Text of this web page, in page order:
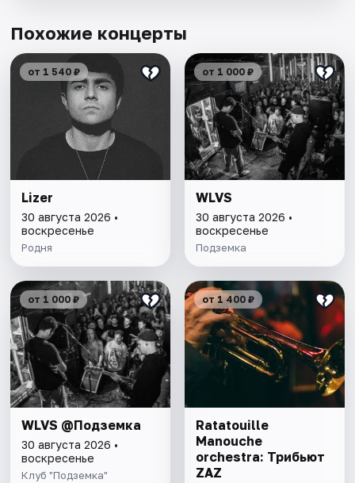
Похожие концерты
от 1 540 ₽
Lizer
30 августа 2026 •
воскресенье
Родня
от 1 000 ₽
WLVS
30 августа 2026 •
воскресенье
Подземка
от 1 000 ₽
WLVS @Подземка
30 августа 2026 •
воскресенье
Клуб "Подземка"
от 1 400 ₽
Ratatouille
Manouche
orchestra: Трибьют
ZAZ